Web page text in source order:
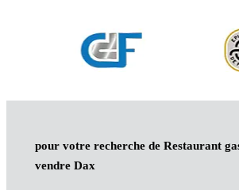
pour votre recherche de Restaurant
vendre Dax